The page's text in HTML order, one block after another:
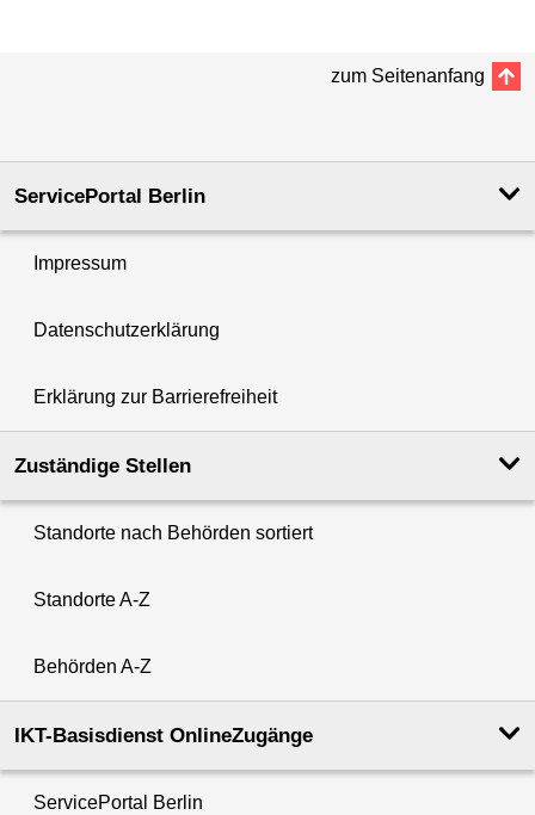
zum Seitenanfang
ServicePortal Berlin
Impressum
Datenschutzerklärung
Erklärung zur Barrierefreiheit
Zuständige Stellen
Standorte nach Behörden sortiert
Standorte A-Z
Behörden A-Z
IKT-Basisdienst OnlineZugänge
ServicePortal Berlin